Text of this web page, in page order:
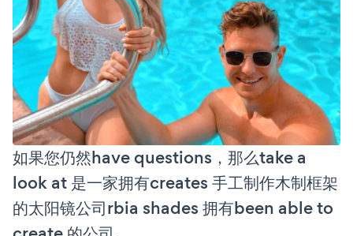
如果您仍然have questions，那么take a
look at 是一家拥有creates 手工制作木制框架
的太阳镜公司rbia shades 拥有been able to